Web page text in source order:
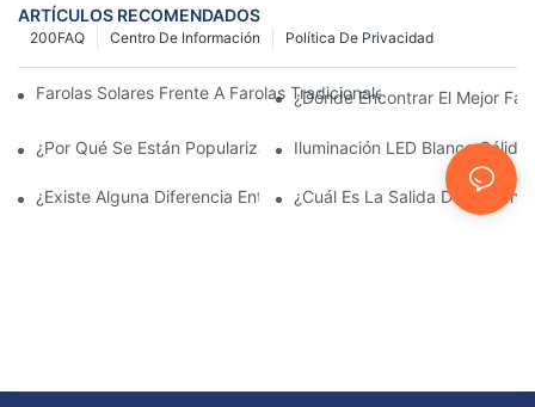
ARTÍCULOS RECOMENDADOS
Política De Privacidad
Centro De Información
200FAQ
Farolas Solares Frente A Farolas Tradicionales: Coste, Retorno
¿Dónde Encontrar El Mejor
¿Por Qué Se Están Popularizando Las Farolas Solares?
Iluminación LED Blanco Cálido
¿Existe Alguna Diferencia Entre Las Luces Del Área De
¿Cuál Es La Salida De